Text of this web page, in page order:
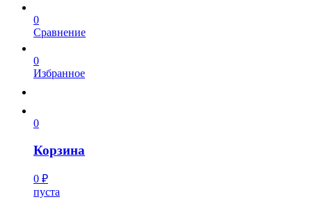
0
Сравнение
0
Избранное
0
Корзина
0 ₽
пуста